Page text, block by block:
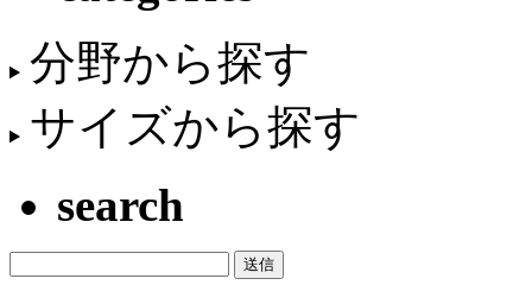
分野から探す
サイズから探す
search